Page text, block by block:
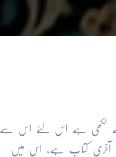
نے لکھی ہے اس لئے اس سے
آخری کتاب ہے، اس میں